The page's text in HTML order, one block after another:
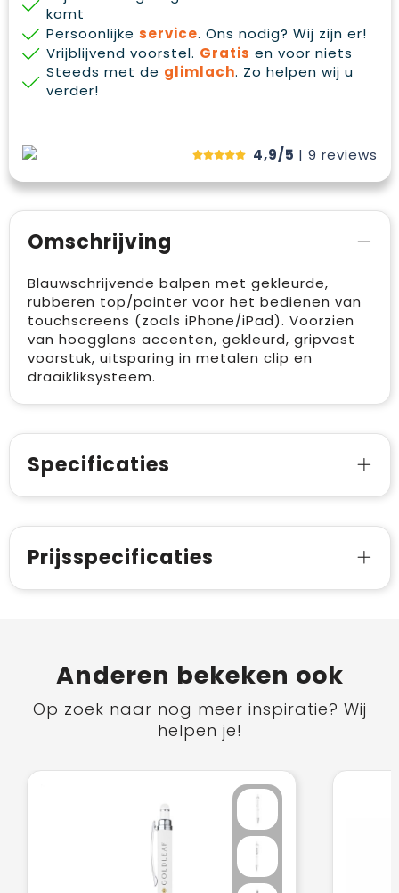
komt
Persoonlijke service. Ons nodig? Wij zijn er!
Vrijblijvend voorstel. Gratis en voor niets
Steeds met de glimlach. Zo helpen wij u
verder!
4,9/5 | 9 reviews
Omschrijving
Blauwschrijvende balpen met gekleurde,
rubberen top/pointer voor het bedienen van
touchscreens (zoals iPhone/iPad). Voorzien
van hoogglans accenten, gekleurd, gripvast
voorstuk, uitsparing in metalen clip en
draaikliksysteem.
Specificaties
Prijsspecificaties
Anderen bekeken ook
Op zoek naar nog meer inspiratie? Wij
helpen je!